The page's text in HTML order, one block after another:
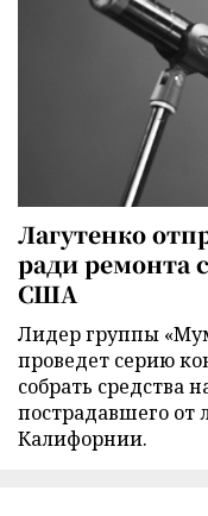
Лагутенко
ради ремонта
США
Лидер группы
проведет серию
собрать средства
пострадавшего от
Калифорнии.